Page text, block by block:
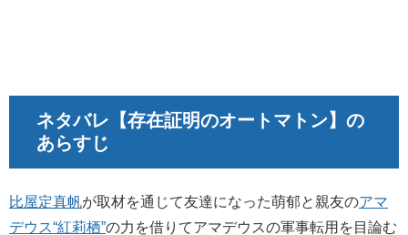
ネタバレ 【存在証明のオートマトン】の
あらすじ
比屋定真帆が取材を通じて友達になった萌郁と親友のアマ
デウス“紅莉栖”の力を借りてアマデウスの軍事転用を目論む